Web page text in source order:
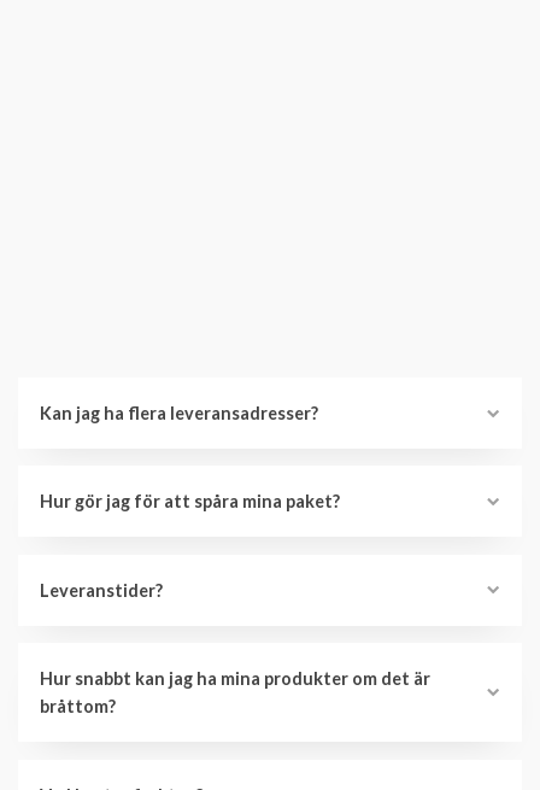
Kan jag ha flera leveransadresser?
Hur gör jag för att spåra mina paket?
Leveranstider?
Hur snabbt kan jag ha mina produkter om det är
bråttom?